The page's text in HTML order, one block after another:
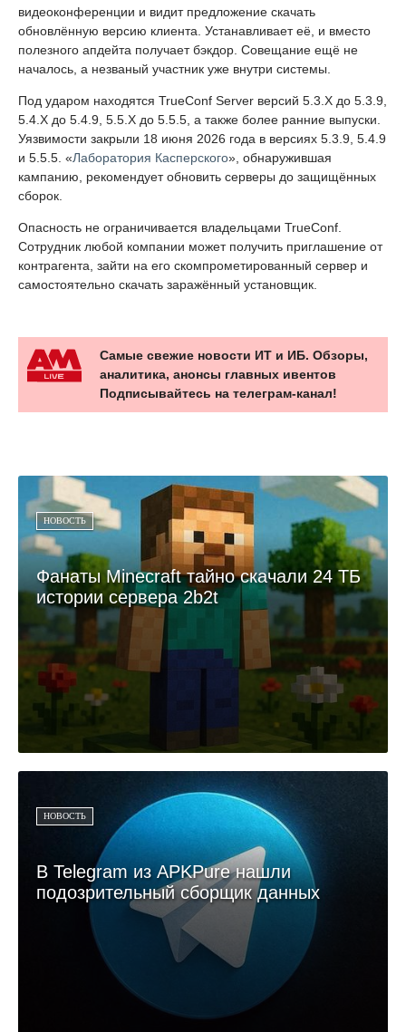
видеоконференции и видит предложение скачать
обновлённую версию клиента. Устанавливает её, и вместо
полезного апдейта получает бэкдор. Совещание ещё не
началось, а незваный участник уже внутри системы.
Под ударом находятся TrueConf Server версий 5.3.X до 5.3.9,
5.4.X до 5.4.9, 5.5.X до 5.5.5, а также более ранние выпуски.
Уязвимости закрыли 18 июня 2026 года в версиях 5.3.9, 5.4.9
и 5.5.5. «Лаборатория Касперского», обнаружившая
кампанию, рекомендует обновить серверы до защищённых
сборок.
Опасность не ограничивается владельцами TrueConf.
Сотрудник любой компании может получить приглашение от
контрагента, зайти на его скомпрометированный сервер и
самостоятельно скачать заражённый установщик.
Самые свежие новости ИТ и ИБ. Обзоры,
аналитика, анонсы главных ивентов
Подписывайтесь на телеграм-канал!
НОВОСТЬ
Фанаты Minecraft тайно скачали 24 ТБ
истории сервера 2b2t
НОВОСТЬ
В Telegram из APKPure нашли
подозрительный сборщик данных